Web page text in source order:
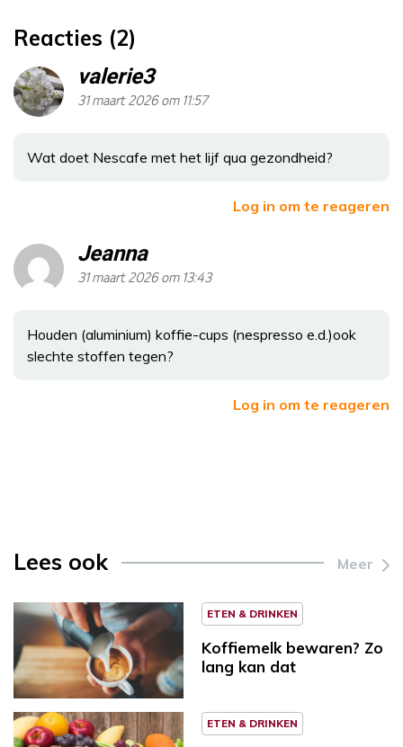
Reacties (2)
valerie3
31 maart 2026 om 11:57
Wat doet Nescafe met het lijf qua gezondheid?
Log in om te reageren
Jeanna
31 maart 2026 om 13:43
Houden (aluminium) koffie-cups (nespresso e.d.)ook
slechte stoffen tegen?
Log in om te reageren
Lees ook Meer
ETEN & DRINKEN
Koffiemelk bewaren? Zo
lang kan dat
ETEN & DRINKEN